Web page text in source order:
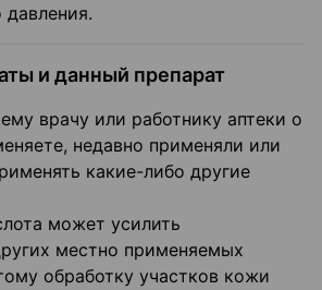
давления.
и данный препарат
врачу или работнику аптеки о
недавно применяли или
какие-либо другие
может усилить
местно применяемых
обработку участков кожи